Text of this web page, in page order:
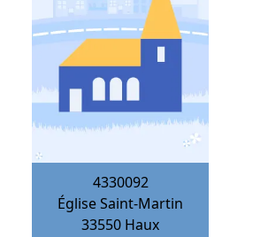
4330092
Église Saint-Martin
33550 Haux